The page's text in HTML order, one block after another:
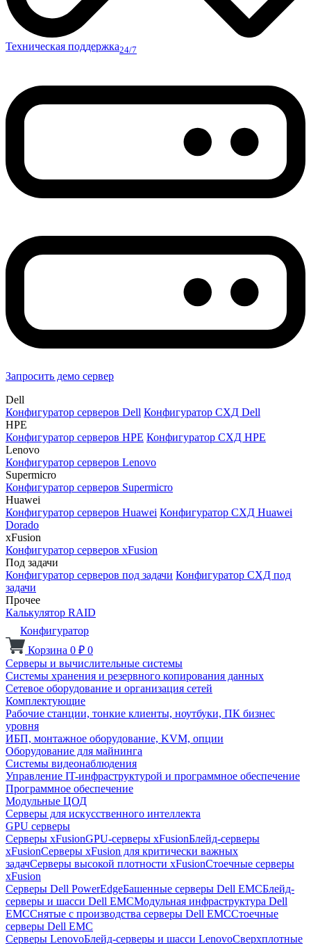
Техническая поддержка24/7
Запросить демо сервер
Dell
Конфигуратор серверов Dell Конфигуратор СХД Dell
HPE
Конфигуратор серверов HPE Конфигуратор СХД HPE
Lenovo
Конфигуратор серверов Lenovo
Supermicro
Конфигуратор серверов Supermicro
Huawei
Конфигуратор серверов Huawei Конфигуратор СХД Huawei
Dorado
xFusion
Конфигуратор серверов xFusion
Под задачи
Конфигуратор серверов под задачи Конфигуратор СХД под
задачи
Прочее
Калькулятор RAID
Конфигуратор
Корзина 0 ₽ 0
Серверы и вычислительные системы
Системы хранения и резервного копирования данных
Сетевое оборудование и организация сетей
Комплектующие
Рабочие станции, тонкие клиенты, ноутбуки, ПК бизнес
уровня
ИБП, монтажное оборудование, KVM, опции
Оборудование для майнинга
Системы видеонаблюдения
Управление IT-инфраструктурой и программное обеспечение
Программное обеспечение
Модульные ЦОД
Серверы для искусственного интеллекта
GPU серверы
Серверы xFusionGPU-серверы xFusionБлейд-серверы
xFusionСерверы xFusion для критически важных
задачСерверы высокой плотности xFusionСтоечные серверы
xFusion
Серверы Dell PowerEdgeБашенные серверы Dell EMCБлейд-
серверы и шасси Dell EMCМодульная инфраструктура Dell
EMCСнятые с производства серверы Dell EMCСтоечные
серверы Dell EMC
Серверы LenovoБлейд-серверы и шасси LenovoСверхплотные